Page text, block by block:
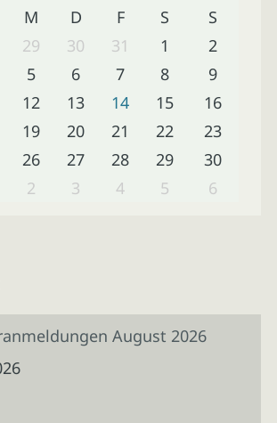
M D F S
S
29 30 31 1
2
5 6 7 8
9
12 13 14 15
16
19 20 21 22
23
26 27 28 29
30
2 3 4 5 6
August 2026